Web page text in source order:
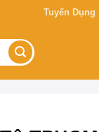
Tuyển Dụng